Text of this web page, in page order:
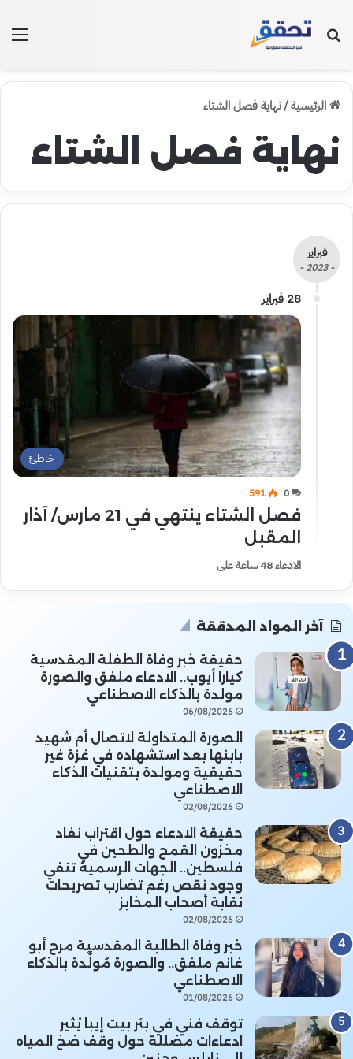
بحث عن
الرئيسية/نهاية فصل الشتاء
نهاية فصل الشتاء
فبراير
- 2023 -
28 فبراير
خاطئ
0
591
فصل الشتاء ينتهي في 21 مارس/ آذار
المقبل
الادعاء 48 ساعة على
آخر المواد المدققة
حقيقة خبر وفاة الطفلة المقدسية
كيارا أيوب.. الادعاء ملفق والصورة
مولدة بالذكاء الاصطناعي
06/08/2026
الصورة المتداولة لاتصال أم شهيد
بابنها بعد استشهاده في غزة غير
حقيقية ومولدة بتقنيات الذكاء
الاصطناعي
02/08/2026
حقيقة الادعاء حول اقتراب نفاد
مخزون القمح والطحين في
فلسطين.. الجهات الرسمية تنفي
وجود نقص رغم تضارب تصريحات
نقابة أصحاب المخابز
02/08/2026
خبر وفاة الطالبة المقدسية مرح أبو
غانم ملفق.. والصورة مُولَّدة بالذكاء
الاصطناعي
01/08/2026
توقف فني في بئر بيت إيبا يُثير
ادعاءات مضللة حول وقف ضخ المياه